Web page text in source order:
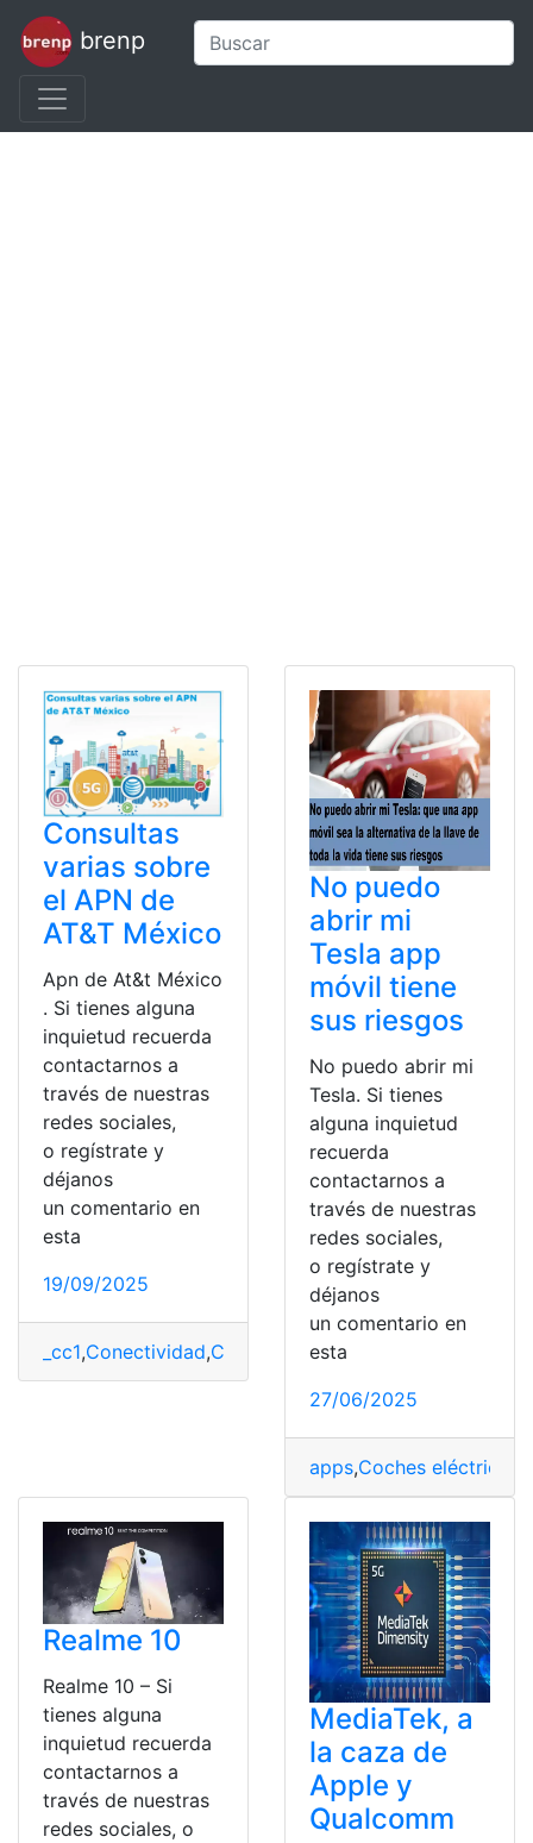
brenp
Consultas
varias sobre
el APN de
AT&T México
Apn de At&t México
. Si tienes alguna
inquietud recuerda
contactarnos a
través de nuestras
redes sociales,
o regístrate y
déjanos
un comentario en
esta
19/09/2025
_cc1,Conectividad,Conexión Configuración
No puedo
abrir mi
Tesla app
móvil tiene
sus riesgos
No puedo abrir mi
Tesla. Si tienes
alguna inquietud
recuerda
contactarnos a
través de nuestras
redes sociales,
o regístrate y
déjanos
un comentario en
esta
27/06/2025
apps,Coches eléctricos
Realme 10
Realme 10 – Si
tienes alguna
inquietud recuerda
contactarnos a
través de nuestras
redes sociales, o
MediaTek, a
la caza de
Apple y
Qualcomm